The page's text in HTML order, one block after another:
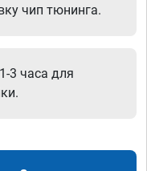
чип тюнинга.
3 часа для